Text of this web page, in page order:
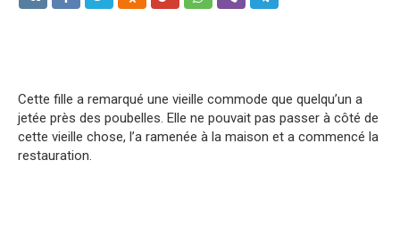
Cette fille a remarqué une vieille commode que quelqu’un a
jetée près des poubelles. Elle ne pouvait pas passer à côté de
cette vieille chose, l’a ramenée à la maison et a commencé la
restauration.